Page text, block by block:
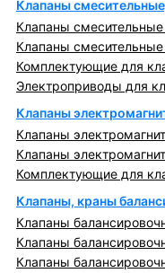
Клапаны
Клапаны
Клапаны
Комплектующие для
Электроприводы для
Клапаны
Клапаны
Клапаны
Комплектующие для
Клапаны, краны
Клапаны
Клапаны
Клапаны